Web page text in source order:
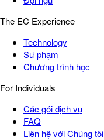
The EC Experience
Technology
Sư phạm
Chương trình học
For Individuals
Các gói dịch vụ
FAQ
Liên hệ với Chúng tôi